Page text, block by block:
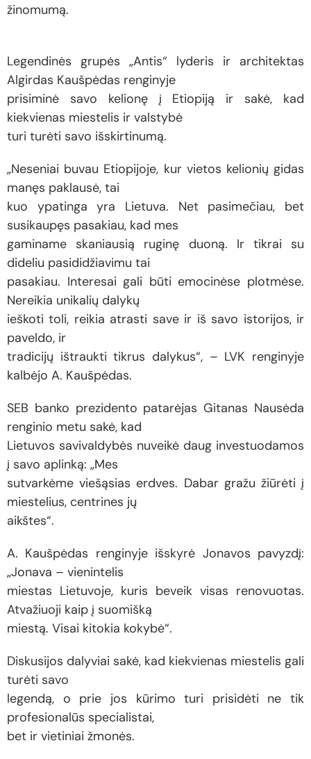
žinomumą.
Legendinės grupės „Antis“ lyderis ir architektas
Algirdas Kaušpėdas renginyje
prisiminė savo kelionę į Etiopiją ir sakė, kad
kiekvienas miestelis ir valstybė
turi turėti savo išskirtinumą.
„Neseniai buvau Etiopijoje, kur vietos kelionių gidas
manęs paklausė, tai
kuo ypatinga yra Lietuva. Net pasimečiau, bet
susikaupęs pasakiau, kad mes
gaminame skaniausią ruginę duoną. Ir tikrai su
dideliu pasididžiavimu tai
pasakiau. Interesai gali būti emocinėse plotmėse.
Nereikia unikalių dalykų
ieškoti toli, reikia atrasti save ir iš savo istorijos, ir
paveldo, ir
tradicijų ištraukti tikrus dalykus“, – LVK renginyje
kalbėjo A. Kaušpėdas.
SEB banko prezidento patarėjas Gitanas Nausėda
renginio metu sakė, kad
Lietuvos savivaldybės nuveikė daug investuodamos
į savo aplinką: „Mes
sutvarkėme viešąsias erdves. Dabar gražu žiūrėti į
miestelius, centrines jų
aikštes“.
A. Kaušpėdas renginyje išskyrė Jonavos pavyzdį:
„Jonava – vienintelis
miestas Lietuvoje, kuris beveik visas renovuotas.
Atvažiuoji kaip į suomišką
miestą. Visai kitokia kokybė“.
Diskusijos dalyviai sakė, kad kiekvienas miestelis gali
turėti savo
legendą, o prie jos kūrimo turi prisidėti ne tik
profesionalūs specialistai,
bet ir vietiniai žmonės.